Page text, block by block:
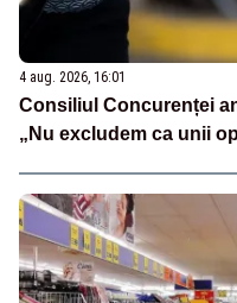
4 aug. 2026, 16:01
Consiliul Concurenței
„Nu excludem ca unii